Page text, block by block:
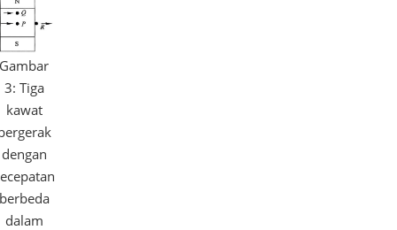
Gambar
3: Tiga
kawat
dengan
dalam